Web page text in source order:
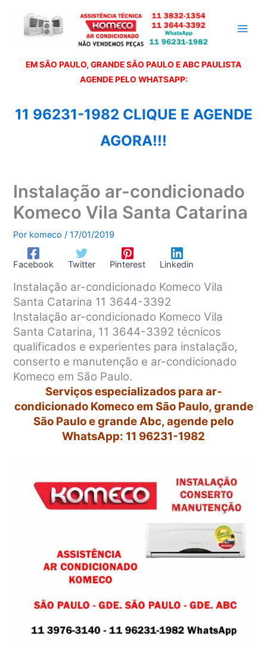
EM SÃO PAULO, GRANDE SÃO PAULO E ABC PAULISTA
AGENDE PELO WHATSAPP:
11 96231-1982 CLIQUE E AGENDE
AGORA!!!
Instalação ar-condicionado
Komeco Vila Santa Catarina
Por komeco/17/01/2019
Facebook Twitter Pinterest Linkedin
Instalação ar-condicionado Komeco Vila
Santa Catarina 11 3644-3392
Instalação ar-condicionado Komeco Vila
Santa Catarina, 11 3644-3392 técnicos
qualificados e experientes para instalação,
conserto e manutenção e ar-condicionado
Komeco em São Paulo.
Serviços especializados para ar-
condicionado Komeco em São Paulo, grande
São Paulo e grande Abc, agende pelo
WhatsApp: 11 96231-1982